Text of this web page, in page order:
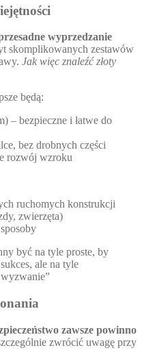
wyprzedzanie
skomplikowanych zestawów
Jak więc znaleźć złoty
będą:
– bezpieczne i łatwe do
bez drobnych części
rozwój wzroku
ruchomych konstrukcji
zwierzęta)
być na tyle proste, by
ale na tyle
zawsze powinno
zwrócić uwagę przy